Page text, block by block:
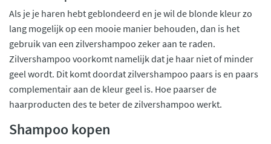
Als je je haren hebt geblondeerd en je wil de blonde kleur zo
lang mogelijk op een mooie manier behouden, dan is het
gebruik van een zilvershampoo zeker aan te raden.
Zilvershampoo voorkomt namelijk dat je haar niet of minder
geel wordt. Dit komt doordat zilvershampoo paars is en paars
complementair aan de kleur geel is. Hoe paarser de
haarproducten des te beter de zilvershampoo werkt.
Shampoo kopen